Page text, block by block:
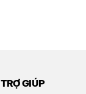
TRỢ GIÚP